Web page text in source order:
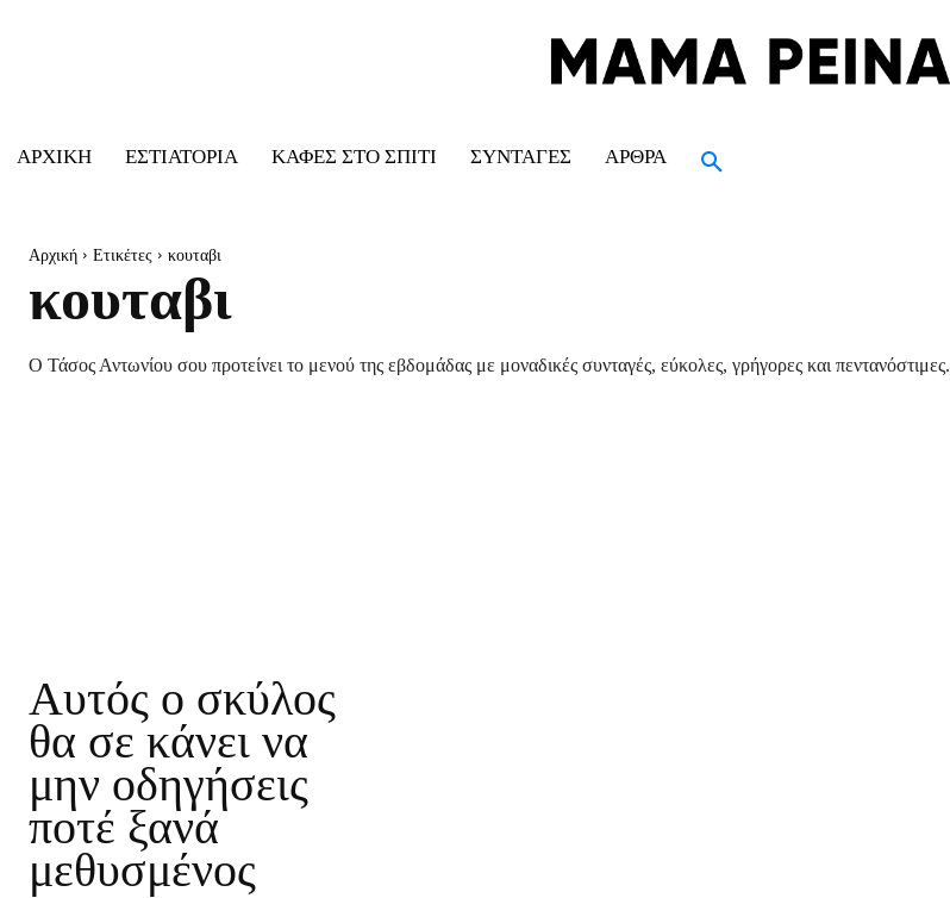
ΑΡΧΙΚΉ ΕΣΤΙΑΤΌΡΙΑ ΚΑΦΈΣ ΣΤΟ ΣΠΊΤΙ ΣΥΝΤΑΓΈΣ ΆΡΘΡΑ
Αρχική Ετικέτες κουταβι
κουταβι
Ο Τάσος Αντωνίου σου προτείνει το μενού της εβδομάδας με μοναδικές συνταγές, εύκολες, γρήγορες και πεντανόστιμες.
Αυτός ο σκύλος
θα σε κάνει να
μην οδηγήσεις
ποτέ ξανά
μεθυσμένος